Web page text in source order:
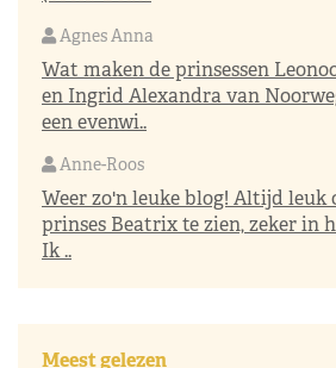
Agnes Anna
Wat maken de prinsessen
en Ingrid Alexandra van
een evenwi..
Anne-Roos
Weer zo'n leuke blog! Altijd leuk
prinses Beatrix te zien, zeker in
Ik ..
Meest gelezen